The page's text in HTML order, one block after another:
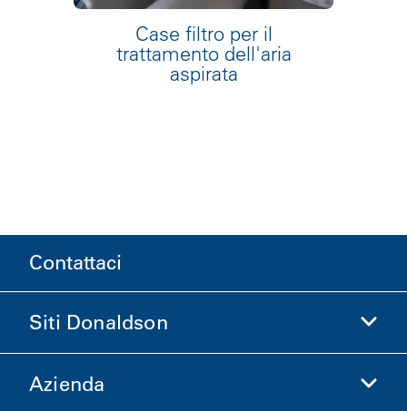
Case filtro per il
trattamento dell'aria
aspirata
Contattaci
Siti Donaldson
Donaldson Life Sciences
Azienda